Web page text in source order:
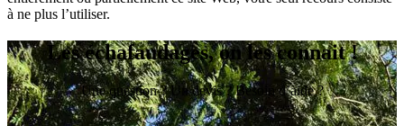
à ne plus l’utiliser.
Les échafaudages, on les connait !
Une question ? Un devis ? Besoin d’aide ?